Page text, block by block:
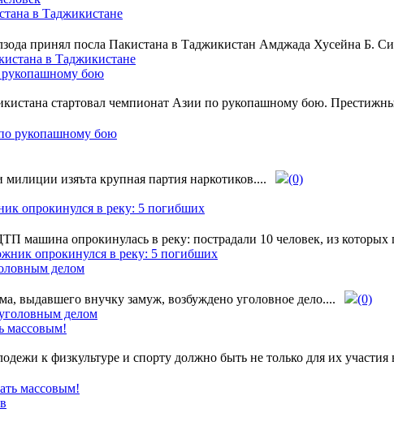
в Таджикистане
принял посла Пакистана в Таджикистан Амджада Хусейна Б.
рукопашному бою
стартовал чемпионат Азии по рукопашному бою.
изяъта крупная партия наркотиков....
(0)
опрокинулся в реку: 5 погибших
машина опрокинулась в реку: пострадали 10 человек, из
делом
выдавшего внучку замуж, возбуждено уголовное дело....
(0)
массовым!
к физкультуре и спорту должно быть не только для их